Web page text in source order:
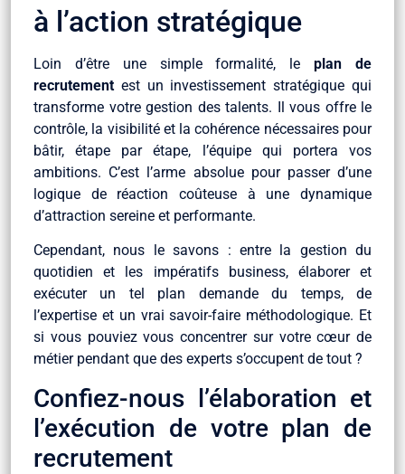
à l’action stratégique
Loin d’être une simple formalité, leplan de
recrutement est un investissement stratégique qui
transforme votre gestion des talents. Il vous offre le
contrôle, la visibilité et la cohérence nécessaires pour
bâtir, étape par étape, l’équipe qui portera vos
ambitions. C’est l’arme absolue pour passer d’une
logique de réaction coûteuse à une dynamique
d’attraction sereine et performante.
Cependant, nous le savons : entre la gestion du
quotidien et les impératifs business, élaborer et
exécuter un tel plan demande du temps, de
l’expertise et un vrai savoir-faire méthodologique. Et
si vous pouviez vous concentrer sur votre cœur de
métier pendant que des experts s’occupent de tout ?
Confiez-nous l’élaboration et
l’exécution de votre plan de
recrutement